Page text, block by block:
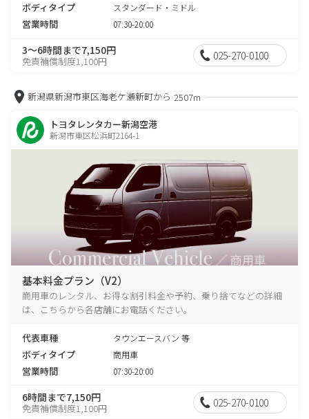
ボディタイプ スタンダード・ミドル
営業時間 07:30-20:00
3～6時間まで7,150円
免責補償制度1,100円 025-270-0100
新潟県新潟市東区海老ケ瀬新町から 2507m
トヨタレンタカー新潟空港
新潟市東区松浜町2164-1
基本料金プラン（V2）
商用車のレンタル、お得な割引料金や予約、乗り捨てなどの詳細
は、こちらから各店舗にお電話ください。
代表車種 タウンエースバン 等
ボディタイプ 商用車
営業時間 07:30-20:00
6時間まで7,150円
免責補償制度1,100円 025-270-0100